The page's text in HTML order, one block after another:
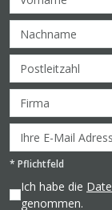
* Pflichtfeld
Ich habe die
genommen.